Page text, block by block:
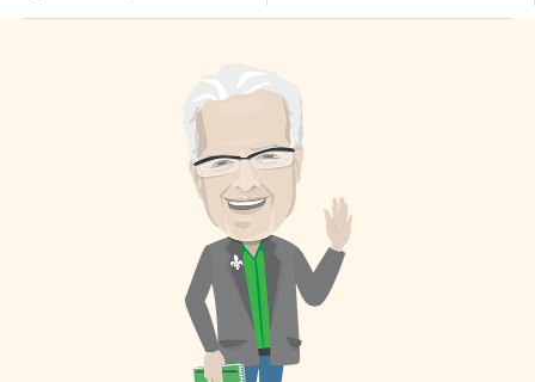
raisonnables. Pour placer ce
débat dans un contexte qui
tient compte à la fois des
libertés individuelles et des
droits collectifs, Yolande
Geadah a publié un court essai
intitulé Accommodements
différence et non différence des
droits. D’origine égyptienne,
Yolande Geadah vit au Québec
depuis quarante ans. Œuvrant
ce calendrier ne sert au Canada
qu’à célébrer les fêtes
traditionnelles. Pour Busha
Taa, président de l’Association
éthiopienne du Grand Toronto,
ce rassemblement était aussi
l’occasion d’unifier la
communauté, parfois séparée
par des clivages religieux. Les
Éthiopiens sont en majorité
chrétiens orthodoxes mais il
existe de […]